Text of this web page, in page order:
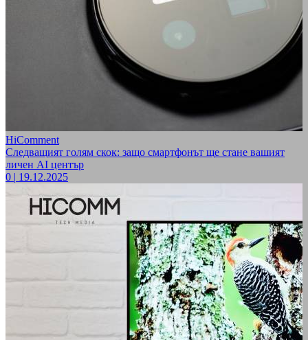
HiComment
Следващият голям скок: защо смартфонът ще стане вашият
личен AI център
0 | 19.12.2025